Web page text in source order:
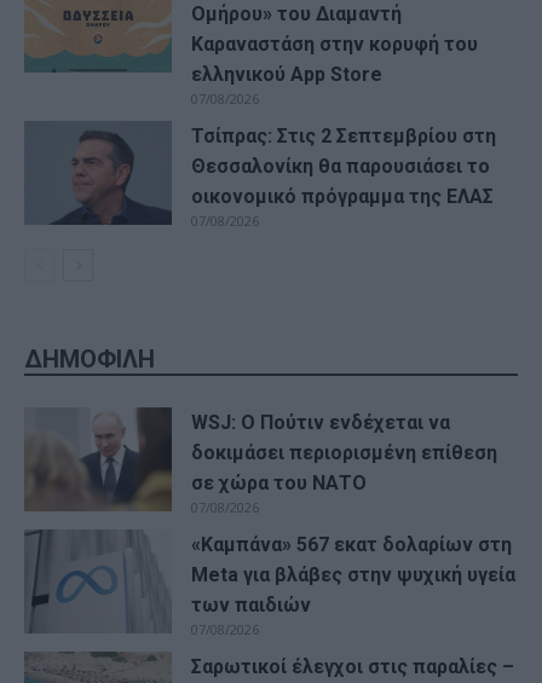
Ομήρου» του Διαμαντή
Καραναστάση στην κορυφή του
ελληνικού App Store
07/08/2026
Τσίπρας: Στις 2 Σεπτεμβρίου στη
Θεσσαλονίκη θα παρουσιάσει το
οικονομικό πρόγραμμα της ΕΛΑΣ
07/08/2026
ΔΗΜΟΦΙΛΗ
WSJ: Ο Πούτιν ενδέχεται να
δοκιμάσει περιορισμένη επίθεση
σε χώρα του ΝΑΤΟ
07/08/2026
«Καμπάνα» 567 εκατ δολαρίων στη
Meta για βλάβες στην ψυχική υγεία
των παιδιών
07/08/2026
Σαρωτικοί έλεγχοι στις παραλίες –